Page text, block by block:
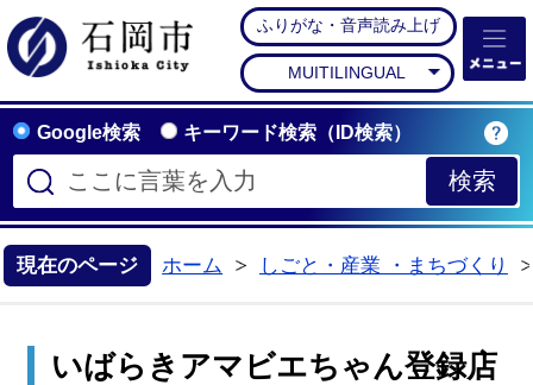
石岡市公式ホームペー
ふりがな・音声読み上げ
MUITILINGUAL
Google検索 キーワード検索（ID検索）
現在のページ ホーム
しごと・産業 ・まちづくり
いばらきアマビエちゃん登録店